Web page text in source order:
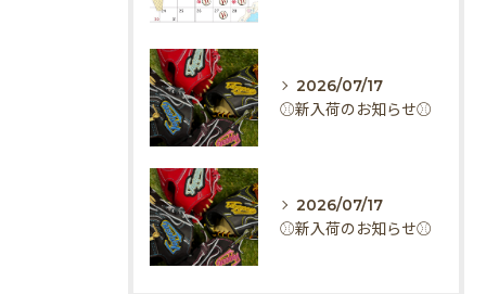
2026/07/17
⚾️新入荷のお知らせ⚾️
2026/07/17
⚾️新入荷のお知らせ⚾️